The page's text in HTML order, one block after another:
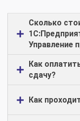
Сколько
Управление
Как
сдачу?
Как